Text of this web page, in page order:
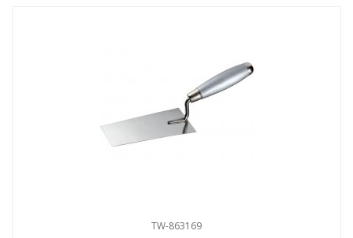
TW-863169